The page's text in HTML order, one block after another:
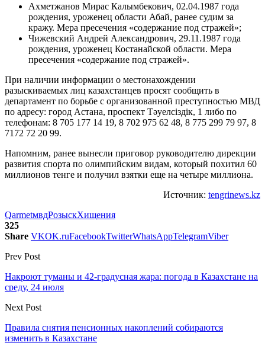
Ахметжанов Мирас Калымбекович, 02.04.1987 года
рождения, уроженец области Абай, ранее судим за
кражу. Мера пресечения «содержание под стражей»;
Чижевский Андрей Александрович, 29.11.1987 года
рождения, уроженец Костанайской области. Мера
пресечения «содержание под стражей».
При наличии информации о местонахождении
разыскиваемых лиц казахстанцев просят сообщить в
департамент по борьбе с организованной преступностью МВД
по адресу: город Астана, проспект Тәуелсіздік, 1 либо по
телефонам: 8 705 177 14 19, 8 702 975 62 48, 8 775 299 79 97, 8
7172 72 20 99.
Напомним, ранее вынесли приговор руководителю дирекции
развития спорта по олимпийским видам, который похитил 60
миллионов тенге и получил взятки еще на четыре миллиона.
Источник: tengrinews.kz
QarmetмвдРозыскХищения
325
Share VKOK.ruFacebookTwitterWhatsAppTelegramViber
Prev Post
Накроют туманы и 42-градусная жара: погода в Казахстане на
среду, 24 июля
Next Post
Правила снятия пенсионных накоплений собираются
изменить в Казахстане